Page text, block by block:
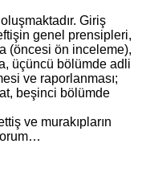
Giriş
genel prensipleri,
(öncesi ön inceleme),
üçüncü bölümde adli
ve raporlanması;
beşinci bölümde
ve murakıpların